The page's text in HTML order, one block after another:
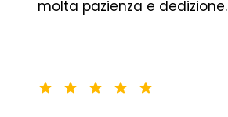
molta pazienza e dedizione.